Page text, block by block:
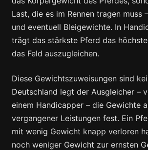
Last, die es im Rennen tragen muss
und eventuell Bleigewichte. In
trägt das stärkste Pferd das
das Feld auszugleichen.
Diese Gewichtszuweisungen sind
Deutschland legt der Ausgleicher –
einem Handicapper – die Gewichte
vergangener Leistungen fest. Ein
mit wenig Gewicht knapp verloren
noch weniger Gewicht zur ernsten